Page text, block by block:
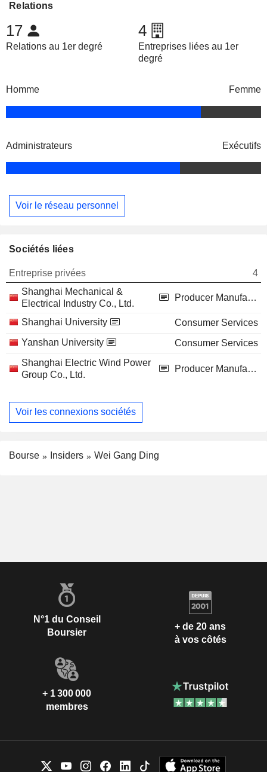
Relations
17
Relations au 1er degré
4
Entreprises liées au 1er
degré
Homme Femme
Administrateurs Exécutifs
Voir le réseau personnel
Sociétés liées
Entreprise privées
4
Shanghai Mechanical &
Electrical Industry Co., Ltd.
Producer Manufacturing
Shanghai University
Consumer Services
Yanshan University
Consumer Services
Shanghai Electric Wind Power
Group Co., Ltd.
Producer Manufacturing
Voir les connexions sociétés
Bourse Insiders Wei Gang Ding
N°1 du Conseil
Boursier
+ de 20 ans
à vos côtés
+ 1 300 000
membres